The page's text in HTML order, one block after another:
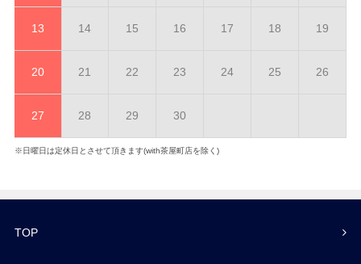
13 14 15 16 17 18 19
20 21 22 23 24 25 26
27 28 29 30
※日曜日は定休日とさせて頂きます(with茶屋町店を除く)
TOP